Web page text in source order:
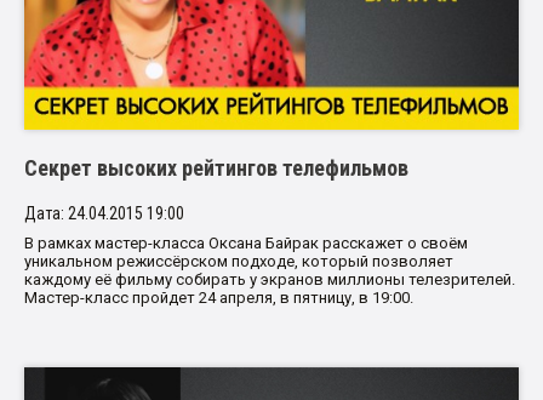
Секрет высоких рейтингов телефильмов
Дата: 24.04.2015 19:00
В рамках мастер-класса Оксана Байрак расскажет о своём
уникальном режиссёрском подходе, который позволяет
каждому её фильму собирать у экранов миллионы телезрителей.
Мастер-класс пройдет 24 апреля, в пятницу, в 19:00.